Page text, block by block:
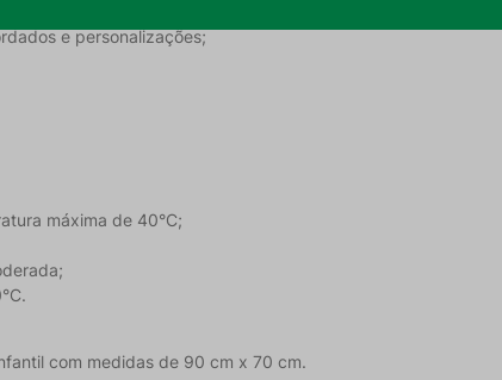
central;
e personalizações;
máxima de 40°C;
com medidas de 90 cm x 70 cm.